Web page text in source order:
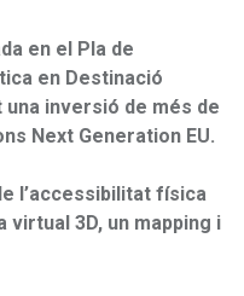
en el Pla de
en Destinació
una inversió de més de
Next Generation EU.
l’accessibilitat física
virtual 3D, un mapping i